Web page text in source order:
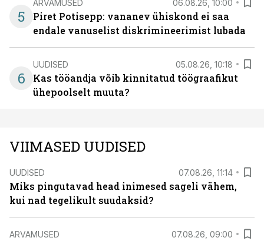
5
ARVAMUSED 06.08.26, 10:00
Piret Potisepp: vananev ühiskond ei saa
endale vanuselist diskrimineerimist lubada
6
UUDISED 05.08.26, 10:18
Kas tööandja võib kinnitatud töögraafikut
ühepoolselt muuta?
VIIMASED UUDISED
UUDISED 07.08.26, 11:14
Miks pingutavad head inimesed sageli vähem,
kui nad tegelikult suudaksid?
ARVAMUSED 07.08.26, 09:00